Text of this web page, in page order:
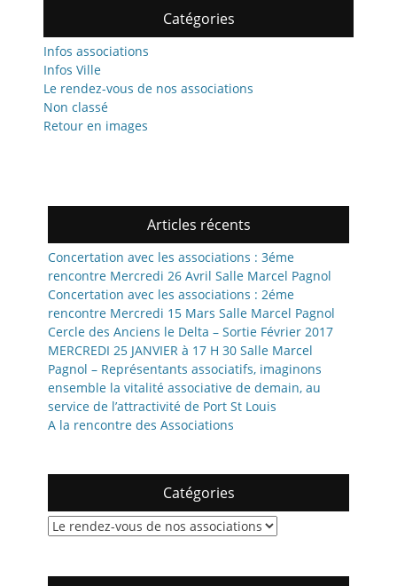
Catégories
Infos associations
Infos Ville
Le rendez-vous de nos associations
Non classé
Retour en images
Articles récents
Concertation avec les associations : 3éme
rencontre Mercredi 26 Avril Salle Marcel Pagnol
Concertation avec les associations : 2éme
rencontre Mercredi 15 Mars Salle Marcel Pagnol
Cercle des Anciens le Delta – Sortie Février 2017
MERCREDI 25 JANVIER à 17 H 30 Salle Marcel
Pagnol – Représentants associatifs, imaginons
ensemble la vitalité associative de demain, au
service de l’attractivité de Port St Louis
A la rencontre des Associations
Catégories
Catégories